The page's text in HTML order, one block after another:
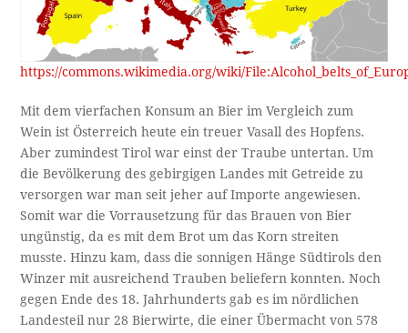
https://commons.wikimedia.org/wiki/
Mit dem vierfachen Konsum an Bier im Vergleich zum
Wein ist Österreich heute ein treuer Vasall des Hopfens.
Aber zumindest Tirol war einst der Traube untertan. Um
die Bevölkerung des gebirgigen Landes mit Getreide zu
versorgen war man seit jeher auf Importe angewiesen.
Somit war die Vorrausetzung für das Brauen von Bier
ungünstig, da es mit dem Brot um das Korn streiten
musste. Hinzu kam, dass die sonnigen Hänge Südtirols den
Winzer mit ausreichend Trauben beliefern konnten. Noch
gegen Ende des 18. Jahrhunderts gab es im nördlichen
Landesteil nur 28 Bierwirte, die einer Übermacht von 578